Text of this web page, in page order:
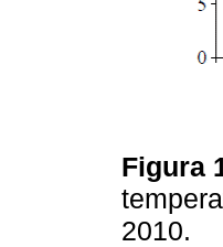
Figura
2010.